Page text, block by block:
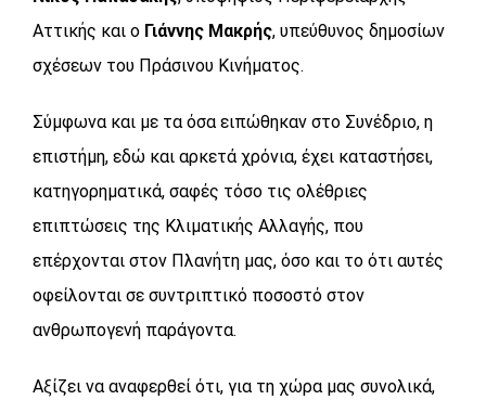
Αττικής και ο Γιάννης Μακρής, υπεύθυνος δημοσίων
σχέσεων του Πράσινου Κινήματος.
Σύμφωνα και με τα όσα ειπώθηκαν στο Συνέδριο, η
επιστήμη, εδώ και αρκετά χρόνια, έχει καταστήσει,
κατηγορηματικά, σαφές τόσο τις ολέθριες
επιπτώσεις της Κλιματικής Αλλαγής, που
επέρχονται στον Πλανήτη μας, όσο και το ότι αυτές
οφείλονται σε συντριπτικό ποσοστό στον
ανθρωπογενή παράγοντα.
Αξίζει να αναφερθεί ότι, για τη χώρα μας συνολικά,